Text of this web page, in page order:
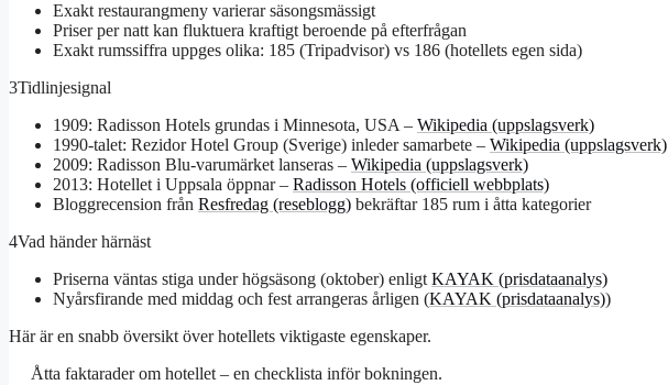
Exakt restaurangmeny varierar säsongsmässigt
Priser per natt kan fluktuera kraftigt beroende på efterfrågan
Exakt rumssiffra uppges olika: 185 (Tripadvisor) vs 186 (hotellets egen sida)
3Tidlinjesignal
1909: Radisson Hotels grundas i Minnesota, USA – Wikipedia (uppslagsverk)
1990-talet: Rezidor Hotel Group (Sverige) inleder samarbete – Wikipedia (uppslagsverk)
2009: Radisson Blu-varumärket lanseras – Wikipedia (uppslagsverk)
2013: Hotellet i Uppsala öppnar – Radisson Hotels (officiell webbplats)
Bloggrecension från Resfredag (reseblogg) bekräftar 185 rum i åtta kategorier
4Vad händer härnäst
Priserna väntas stiga under högsäsong (oktober) enligt KAYAK (prisdataanalys)
Nyårsfirande med middag och fest arrangeras årligen (KAYAK (prisdataanalys))
Här är en snabb översikt över hotellets viktigaste egenskaper.
Åtta faktarader om hotellet – en checklista inför bokningen.